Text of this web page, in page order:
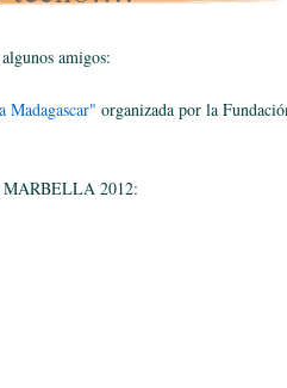
amigos:
Madagascar" organizada por la
MARBELLA 2012: